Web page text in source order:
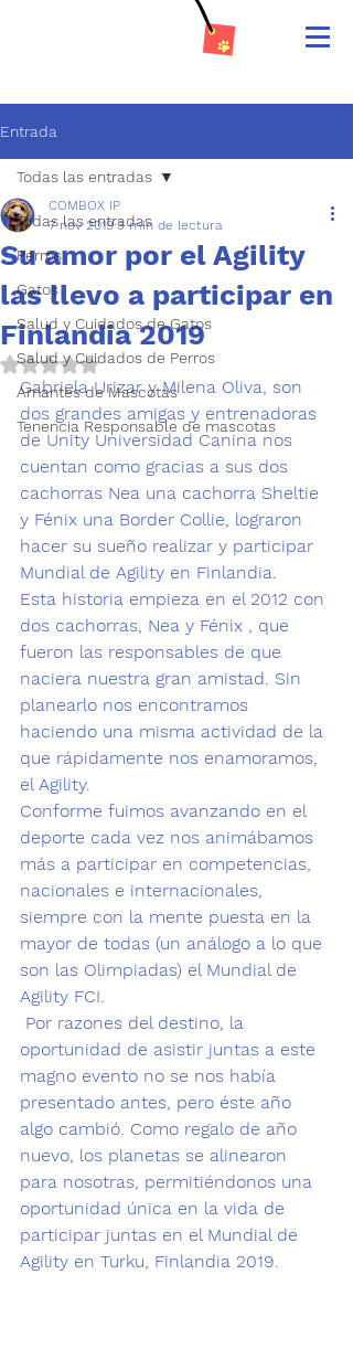
Entrada
Todas las entradas
Perros
Gatos
Salud y Cuidados de Gatos
Salud y Cuidados de Perros
Amantes de Mascotas
Tenencia Responsable de mascotas
Todas las entradas
Su amor por el Agility
las llevo a participar en
Finlandia 2019
COMBOX IP
7 nov 2019 3 min de lectura
Obtuvo NaN de 5 estrellas.
Gabriela Urizar y Milena Oliva, son
dos grandes amigas y entrenadoras
de Unity Universidad Canina nos
cuentan como gracias a sus dos
cachorras Nea una cachorra Sheltie
y Fénix una Border Collie, lograron
hacer su sueño realizar y participar
Mundial de Agility en Finlandia.
Esta historia empieza en el 2012 con
dos cachorras, Nea y Fénix , que
fueron las responsables de que
naciera nuestra gran amistad. Sin
planearlo nos encontramos
haciendo una misma actividad de la
que rápidamente nos enamoramos,
el Agility.
Conforme fuimos avanzando en el
deporte cada vez nos animábamos
más a participar en competencias,
nacionales e internacionales,
siempre con la mente puesta en la
mayor de todas (un análogo a lo que
son las Olimpiadas) el Mundial de
Agility FCI.
oportunidad de asistir juntas a este
magno evento no se nos había
presentado antes, pero éste año
algo cambió. Como regalo de año
nuevo, los planetas se alinearon
para nosotras, permitiéndonos una
oportunidad única en la vida de
participar juntas en el Mundial de
Agility en Turku, Finlandia 2019.